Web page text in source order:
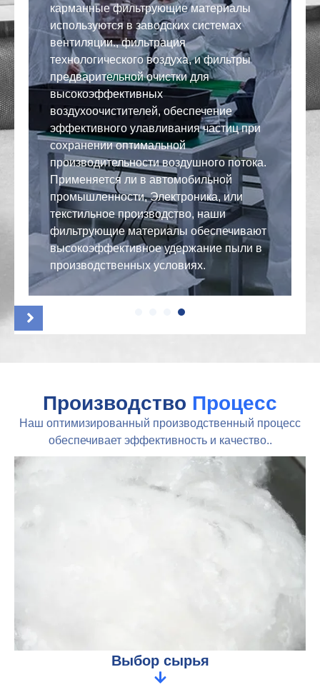
карманные фильтрующие материалы
используются в заводских системах
вентиляции., фильтрация
технологического воздуха, и фильтры
предварительной очистки для
высокоэффективных
воздухоочистителей, обеспечение
эффективного улавливания частиц при
сохранении оптимальной
производительности воздушного потока.
Применяется ли в автомобильной
промышленности, Электроника, или
текстильное производство, наши
фильтрующие материалы обеспечивают
высокоэффективное удержание пыли в
производственных условиях.
Производство Процесс
Наш оптимизированный производственный процесс
обеспечивает эффективность и качество..
Выбор сырья